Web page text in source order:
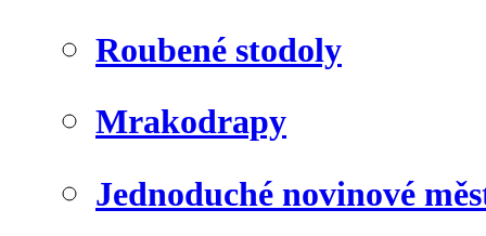
Roubené stodoly
Mrakodrapy
Jednoduché novinové